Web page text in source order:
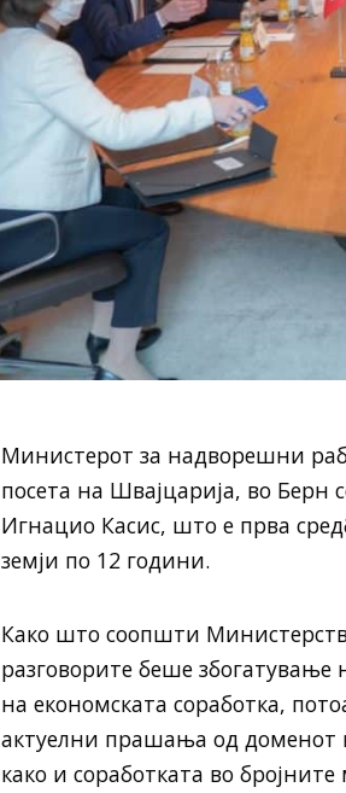
Министерот за надворешни
посета на Швајцарија, во Берн
Игнацио Касис, што е прва
земји по 12 години.
Како што соопшти
разговорите беше
на економската соработка,
актуелни прашања од доменот
како и соработката во